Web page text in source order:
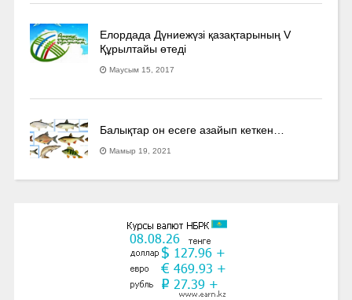
Елордада Дүниежүзі қазақтарының V
Құрылтайы өтеді
Маусым 15, 2017
Балықтар он есеге азайып кеткен…
Мамыр 19, 2021